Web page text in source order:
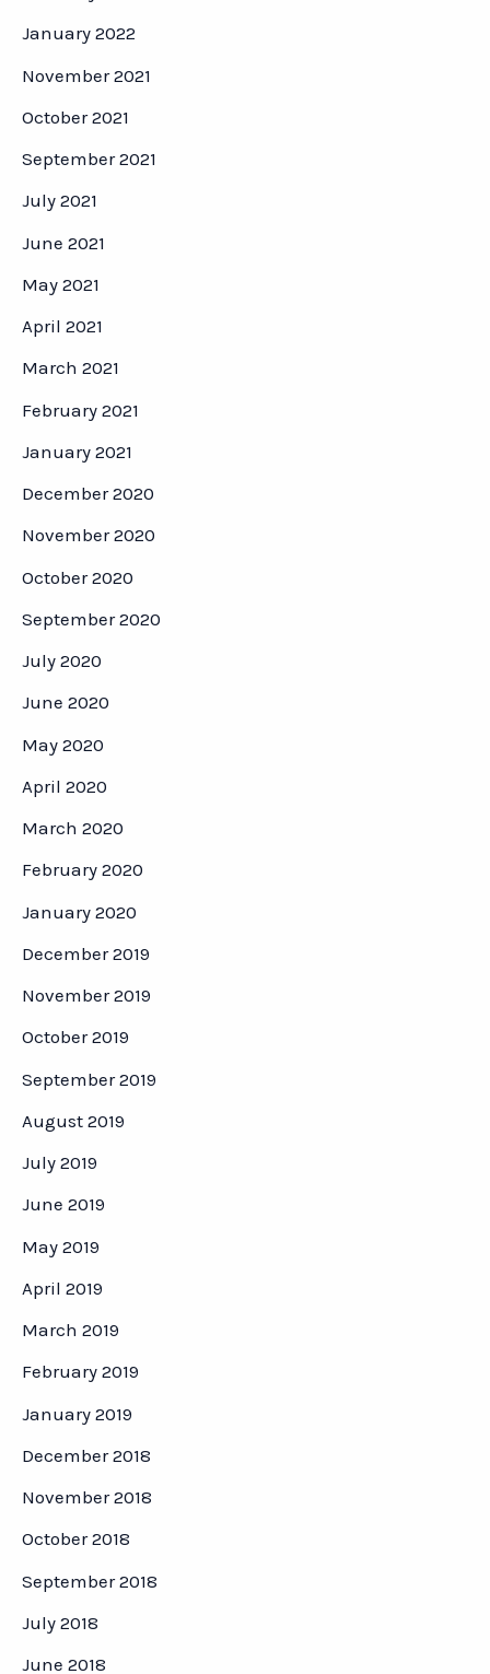
January 2022
November 2021
October 2021
September 2021
July 2021
June 2021
May 2021
April 2021
March 2021
February 2021
January 2021
December 2020
November 2020
October 2020
September 2020
July 2020
June 2020
May 2020
April 2020
March 2020
February 2020
January 2020
December 2019
November 2019
October 2019
September 2019
August 2019
July 2019
June 2019
May 2019
April 2019
March 2019
February 2019
January 2019
December 2018
November 2018
October 2018
September 2018
July 2018
June 2018